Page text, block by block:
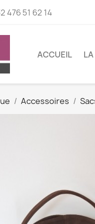
476 51 62 14
ACCUEIL
Accessoires